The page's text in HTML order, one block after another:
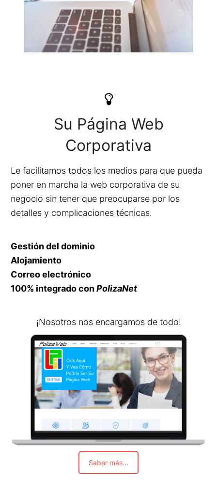
Su Página Web
Corporativa
Le facilitamos todos los medios para que pueda
poner en marcha la web corporativa de su
negocio sin tener que preocuparse por los
detalles y complicaciones técnicas.
Gestión del dominio
Alojamiento
Correo electrónico
100% integrado conPolizaNet
¡Nosotros nos encargamos de todo!
Saber más...